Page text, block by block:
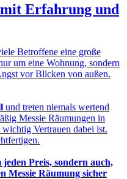
mit Erfahrung und
Betroffene eine große
um eine Wohnung, sondern
vor Blicken von außen.
und treten niemals wertend
Messie Räumungen in
Vertrauen dabei ist.
Preis, sondern auch,
Messie Räumung sicher